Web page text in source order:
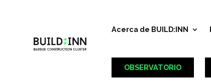
Acerca de BUILD:INN
OBSERVATORIO